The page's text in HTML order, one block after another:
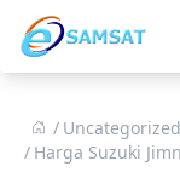
Uncategorized
Harga Suzuki